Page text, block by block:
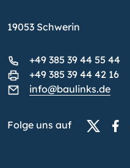
19053 Schwerin
+49 385 39 44 55 44
+49 385 39 44 42 16
info@baulinks.de
Folge uns auf